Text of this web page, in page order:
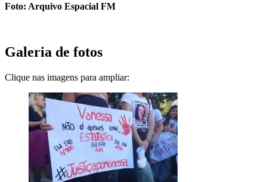
Foto: Arquivo Espacial FM
Galeria de fotos
Clique nas imagens para ampliar: